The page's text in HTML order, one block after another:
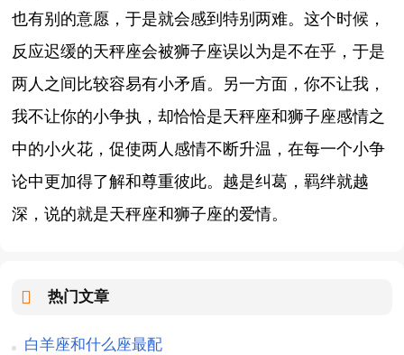
也有别的意愿，于是就会感到特别两难。这个时候，
反应迟缓的天秤座会被狮子座误以为是不在乎，于是
两人之间比较容易有小矛盾。另一方面，你不让我，
我不让你的小争执，却恰恰是天秤座和狮子座感情之
中的小火花，促使两人感情不断升温，在每一个小争
论中更加得了解和尊重彼此。越是纠葛，羁绊就越
深，说的就是天秤座和狮子座的爱情。
热门文章
白羊座和什么座最配